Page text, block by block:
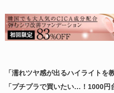
「濡れツヤ感が出るハイライトを
「プチプラで買いたい…！1000円